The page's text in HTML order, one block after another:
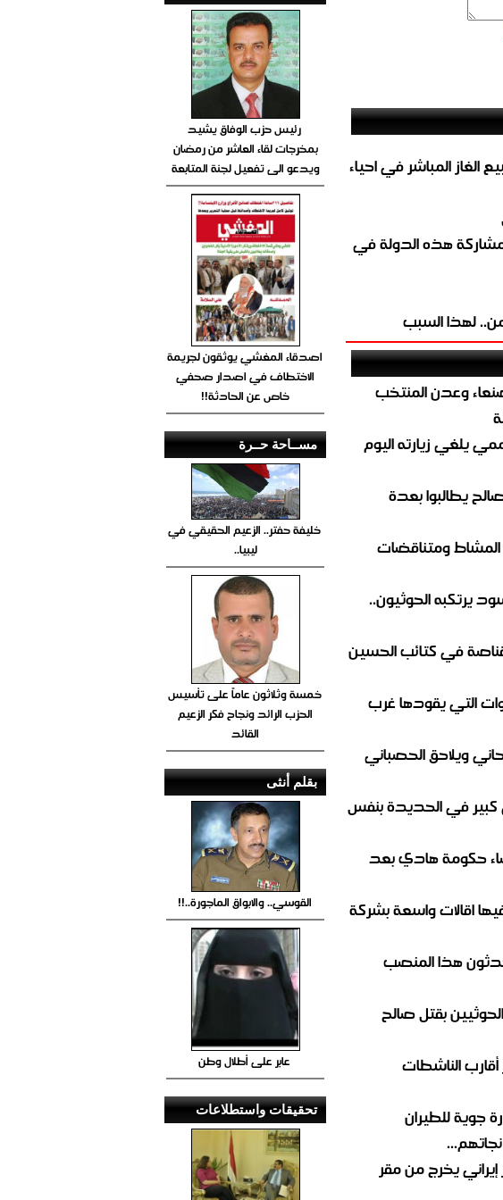
اليمنية للغاز تعلن عن تخصيص 54 لبيع الغاز المباشر في احياء
هذه الدولة في
لهذا السبب
وعدن المنتخب
يلغي زيارته اليوم
يطالبوا بعدة
ومتناقضات
يرتكبه الحوثيون..
في كتائب الحسين
التي يقودها غرب
ويلاحق الحصباني
في الحديدة بنفس
حكومة هادي بعد
اقالات واسعة بشركة
هذا المنصب
بقتل صالح
أقارب الناشطات
جوية للطيران
يخرج من مقر
رئيس حزب الوفاق يشيد
بمخرجات لقاء العاشر من رمضان
ويدعو الى تفعيل لجنة المتابعة
اصدقاء المغشي يوثقون لجريمة
الاختطاف في اصدار صحفي
خاص عن الحادثة!!
مســاحة حــرة
خليفة حفتر.. الزعيم الحقيقي في
ليبيا..
خمسة وثلاثون عاماً على تأسيس
الحزب الرائد ونجاح فكر الزعيم
القائد
بقلم أنثى
القوسي.. والابواق الماجورة..!!
عابر على أطلال وطن
تحقيقات واستطلاعات